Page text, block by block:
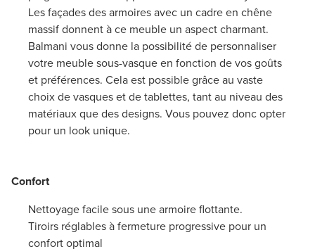
Les façades des armoires avec un cadre en chêne
massif donnent à ce meuble un aspect charmant.
Balmani vous donne la possibilité de personnaliser
votre meuble sous-vasque en fonction de vos goûts
et préférences. Cela est possible grâce au vaste
choix de vasques et de tablettes, tant au niveau des
matériaux que des designs. Vous pouvez donc opter
pour un look unique.
Confort
Nettoyage facile sous une armoire flottante.
Tiroirs réglables à fermeture progressive pour un
confort optimal